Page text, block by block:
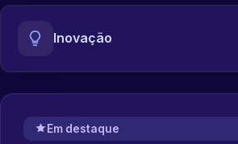
Inovação
Em destaque